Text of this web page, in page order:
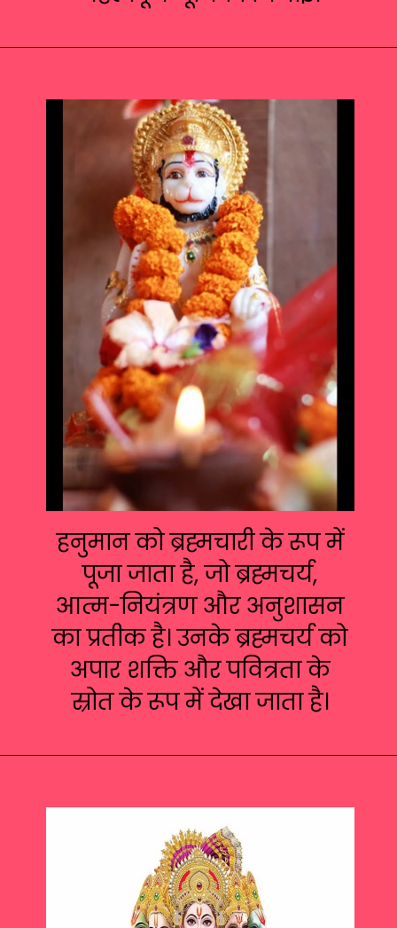
हनुमान को ब्रह्मचारी के रूप में
पूजा जाता है, जो ब्रह्मचर्य,
आत्म-नियंत्रण और अनुशासन
का प्रतीक है। उनके ब्रह्मचर्य को
अपार शक्ति और पवित्रता के
स्रोत के रूप में देखा जाता है।